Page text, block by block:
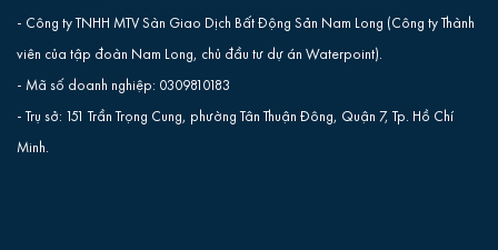
- Công ty TNHH MTV Sàn Giao Dịch Bất Động Sản Nam Long (Công ty Thành
viên của tập đoàn Nam Long, chủ đầu tư dự án Waterpoint).
- Mã số doanh nghiệp: 0309810183
- Trụ sở: 151 Trần Trọng Cung, phường Tân Thuận Đông, Quận 7, Tp. Hồ Chí
Minh.